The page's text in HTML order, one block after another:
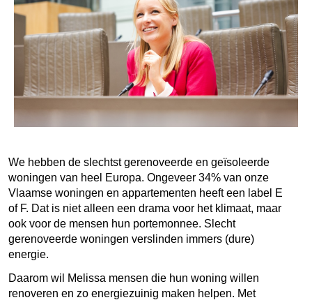
We hebben de slechtst gerenoveerde en geïsoleerde
woningen van heel Europa. Ongeveer 34% van onze
Vlaamse woningen en appartementen heeft een label E
of F. Dat is niet alleen een drama voor het klimaat, maar
ook voor de mensen hun portemonnee. Slecht
gerenoveerde woningen verslinden immers (dure)
energie.
Daarom wil Melissa mensen die hun woning willen
renoveren en zo energiezuinig maken helpen. Met